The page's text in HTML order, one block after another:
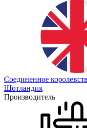
Соединенное
Шотландия
Производитель